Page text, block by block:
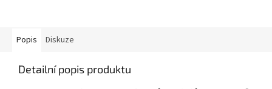
Popis Diskuze
Detailní popis produktu